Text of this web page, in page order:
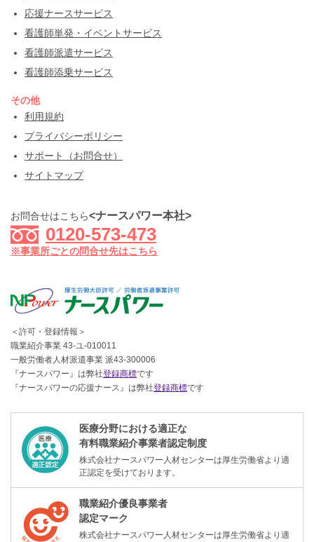
応援ナースサービス
看護師単発・イベントサービス
看護師派遣サービス
看護師添乗サービス
その他
利用規約
プライバシーポリシー
サポート（お問合せ）
サイトマップ
お問合せはこちら<ナースパワー本社>
0120-573-473
※事業所ごとの問合せ先はこちら
＜許可・登録情報＞
職業紹介事業 43-ユ-010011
一般労働者人材派遣事業 派43-300006
『ナースパワー』は弊社登録商標です
『ナースパワーの応援ナース』は弊社登録商標です
医療分野における適正な
有料職業紹介事業者認定制度
株式会社ナースパワー人材センターは厚生労働省より適
正認定を受けております。
職業紹介優良事業者
認定マーク
株式会社ナースパワー人材センターは厚生労働省より適